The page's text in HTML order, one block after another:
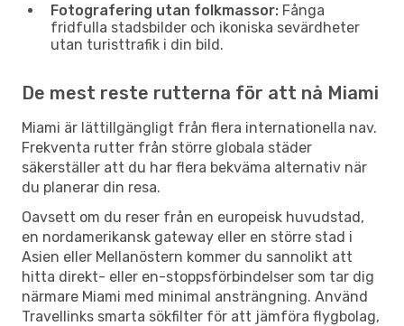
Fotografering utan folkmassor: Fånga
fridfulla stadsbilder och ikoniska sevärdheter
utan turisttrafik i din bild.
De mest reste rutterna för att nå Miami
Miami är lättillgängligt från flera internationella nav.
Frekventa rutter från större globala städer
säkerställer att du har flera bekväma alternativ när
du planerar din resa.
Oavsett om du reser från en europeisk huvudstad,
en nordamerikansk gateway eller en större stad i
Asien eller Mellanöstern kommer du sannolikt att
hitta direkt- eller en-stoppsförbindelser som tar dig
närmare Miami med minimal ansträngning. Använd
Travellinks smarta sökfilter för att jämföra flygbolag,